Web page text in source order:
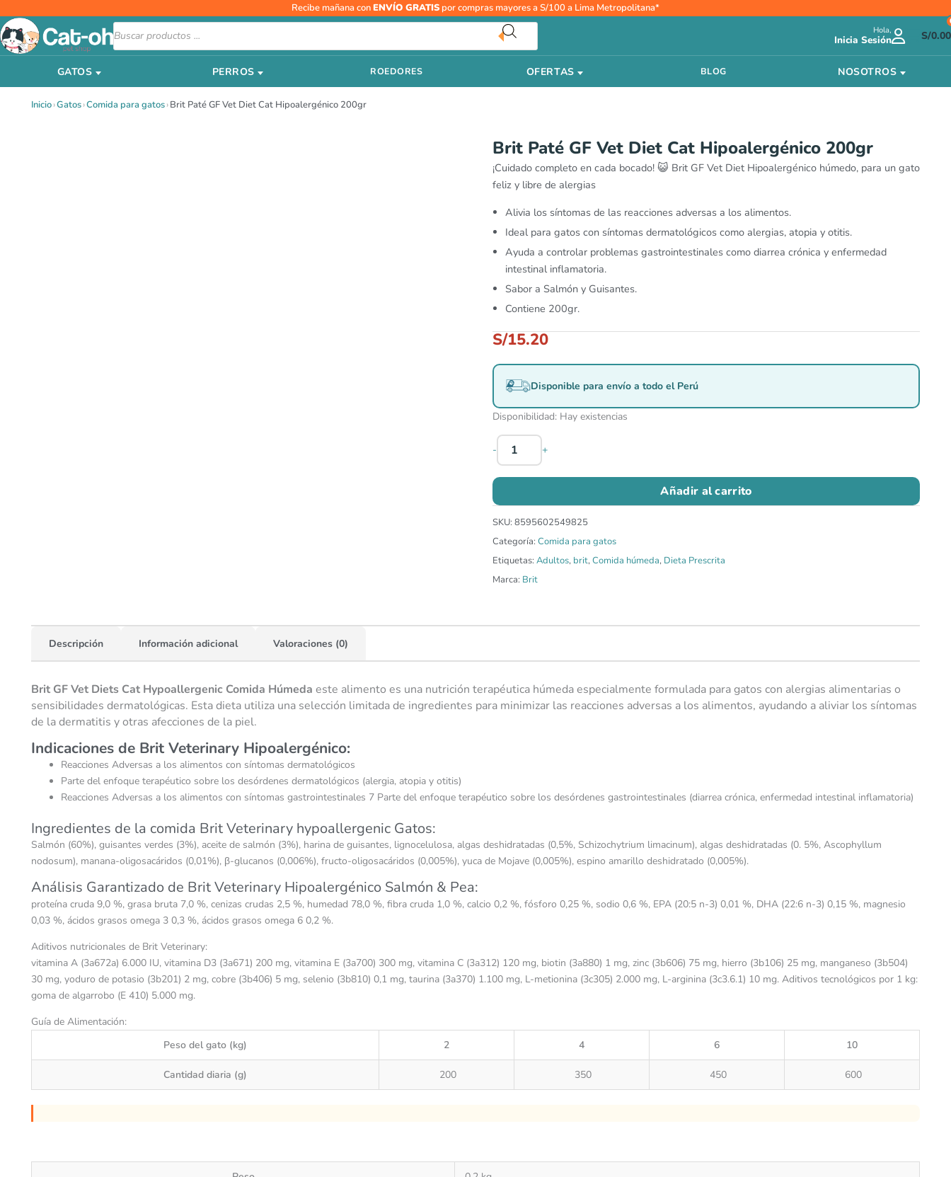
al
contenido
Recibe mañana conENVÍO GRATIS por compras mayores a S/100 a Lima Metropolitana*
Búsqueda
de
productos
Hola,
Inicia Sesión S/0.00
GATOS PERROS ROEDORES OFERTAS BLOG NOSOTROS
Inicio›Gatos›Comida para gatos›Brit Paté GF Vet Diet Cat Hipoalergénico 200gr
Brit Paté GF Vet Diet Cat Hipoalergénico 200gr
¡Cuidado completo en cada bocado! 😺 Brit GF Vet Diet Hipoalergénico húmedo, para un gato
feliz y libre de alergias
Alivia los síntomas de las reacciones adversas a los alimentos.
Ideal para gatos con síntomas dermatológicos como alergias, atopia y otitis.
Ayuda a controlar problemas gastrointestinales como diarrea crónica y enfermedad
intestinal inflamatoria.
Sabor a Salmón y Guisantes.
Contiene 200gr.
S/15.20
Disponible para envío a todo el Perú
Disponibilidad: Hay existencias
-
Brit
Paté
GF
Vet
Cat
cantidad
+
Añadir al carrito
SKU: 8595602549825
Categoría: Comida para gatos
Etiquetas: Adultos, brit,Comida húmeda, Dieta Prescrita
Marca: Brit
Descripción Información adicional Valoraciones (0)
Brit GF Vet Diets Cat Hypoallergenic Comida Húmeda este alimento es una nutrición terapéutica húmeda especialmente formulada para gatos con alergias alimentarias o
sensibilidades dermatológicas. Esta dieta utiliza una selección limitada de ingredientes para minimizar las reacciones adversas a los alimentos, ayudando a aliviar los síntomas
de la dermatitis y otras afecciones de la piel.
Indicaciones de Brit Veterinary Hipoalergénico:
Reacciones Adversas a los alimentos con síntomas dermatológicos
Parte del enfoque terapéutico sobre los desórdenes dermatológicos (alergia, atopia y otitis)
Reacciones Adversas a los alimentos con síntomas gastrointestinales 7 Parte del enfoque terapéutico sobre los desórdenes gastrointestinales (diarrea crónica, enfermedad intestinal inflamatoria)
Ingredientes de la comida Brit Veterinary hypoallergenic Gatos:
Salmón (60%), guisantes verdes (3%), aceite de salmón (3%), harina de guisantes, lignocelulosa, algas deshidratadas (0,5%, Schizochytrium limacinum), algas deshidratadas (0. 5%, Ascophyllum
nodosum), manana-oligosacáridos (0,01%), β-glucanos (0,006%), fructo-oligosacáridos (0,005%), yuca de Mojave (0,005%), espino amarillo deshidratado (0,005%).
Análisis Garantizado de Brit Veterinary Hipoalergénico Salmón & Pea:
proteína cruda 9,0 %, grasa bruta 7,0 %, cenizas crudas 2,5 %, humedad 78,0 %, fibra cruda 1,0 %, calcio 0,2 %, fósforo 0,25 %, sodio 0,6 %, EPA (20:5 n-3) 0,01 %, DHA (22:6 n-3) 0,15 %, magnesio
0,03 %, ácidos grasos omega 3 0,3 %, ácidos grasos omega 6 0,2 %.
Aditivos nutricionales de Brit Veterinary:
vitamina A (3a672a) 6.000 IU, vitamina D3 (3a671) 200 mg, vitamina E (3a700) 300 mg, vitamina C (3a312) 120 mg, biotin (3a880) 1 mg, zinc (3b606) 75 mg, hierro (3b106) 25 mg, manganeso (3b504)
30 mg, yoduro de potasio (3b201) 2 mg, cobre (3b406) 5 mg, selenio (3b810) 0,1 mg, taurina (3a370) 1.100 mg, L-metionina (3c305) 2.000 mg, L-arginina (3c3.6.1) 10 mg. Aditivos tecnológicos por 1 kg:
goma de algarrobo (E 410) 5.000 mg.
Guía de Alimentación:
Peso del gato (kg)
2 4 6 10
Cantidad diaria (g) 200 350 450 600